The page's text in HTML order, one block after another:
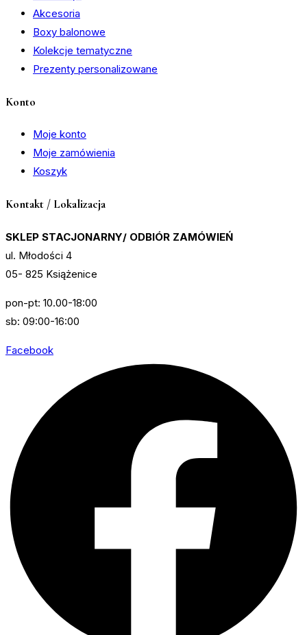
Akcesoria
Boxy balonowe
Kolekcje tematyczne
Prezenty personalizowane
Konto
Moje konto
Moje zamówienia
Koszyk
Kontakt / Lokalizacja
SKLEP STACJONARNY/ ODBIÓR ZAMÓWIEŃ
ul. Młodości 4
05- 825 Książenice
pon-pt: 10.00-18:00
sb: 09:00-16:00
Facebook